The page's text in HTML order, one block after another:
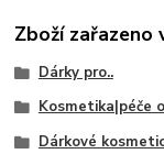
Zboží zařazeno
Dárky pro..
Kosmetika|péče
Dárkové